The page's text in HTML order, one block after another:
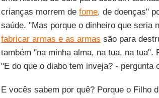
crianças morrem de fome, de doenças"
saúde. "Mas porque o dinheiro que seria
fabricar armas e as armas são para
também "na minha alma, na tua, na tua".
"E do que o diabo tem inveja? - pergunta
E vocês sabem por quê? Porque o Filho